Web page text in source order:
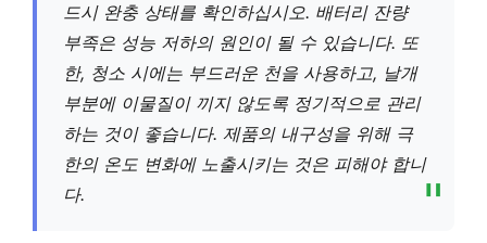
드시 완충 상태를 확인하십시오. 배터리 잔량
부족은 성능 저하의 원인이 될 수 있습니다. 또
한, 청소 시에는 부드러운 천을 사용하고, 날개
부분에 이물질이 끼지 않도록 정기적으로 관리
하는 것이 좋습니다. 제품의 내구성을 위해 극
한의 온도 변화에 노출시키는 것은 피해야 합니
다.